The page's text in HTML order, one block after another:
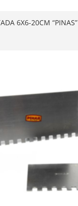
6X6-20CM “PINAS”